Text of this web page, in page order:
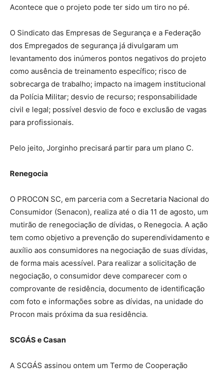
Acontece que o projeto pode ter sido um tiro no pé.
O Sindicato das Empresas de Segurança e a Federação
dos Empregados de segurança já divulgaram um
levantamento dos inúmeros pontos negativos do projeto
como ausência de treinamento específico; risco de
sobrecarga de trabalho; impacto na imagem institucional
da Polícia Militar; desvio de recurso; responsabilidade
civil e legal; possível desvio de foco e exclusão de vagas
para profissionais.
Pelo jeito, Jorginho precisará partir para um plano C.
Renegocia
O PROCON SC, em parceria com a Secretaria Nacional do
Consumidor (Senacon), realiza até o dia 11 de agosto, um
mutirão de renegociação de dívidas, o Renegocia. A ação
tem como objetivo a prevenção do superendividamento e
auxílio aos consumidores na negociação de suas dívidas,
de forma mais acessível. Para realizar a solicitação de
negociação, o consumidor deve comparecer com o
comprovante de residência, documento de identificação
com foto e informações sobre as dívidas, na unidade do
Procon mais próxima da sua residência.
SCGÁS e Casan
A SCGÁS assinou ontem um Termo de Cooperação